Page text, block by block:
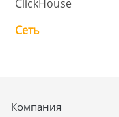
ClickHouse
Сеть
Компания